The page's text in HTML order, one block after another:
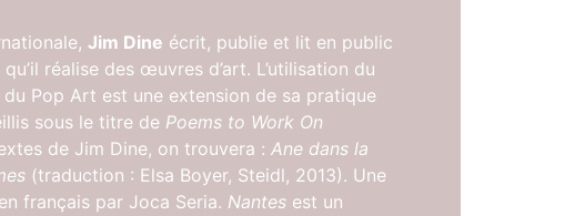
Jim Dine écrit, publie et lit en public
réalise des œuvres d’art. L’utilisation du
Pop Art est une extension de sa pratique
sous le titre de Poems to Work On
de Jim Dine, on trouvera : Ane dans la
(traduction : Elsa Boyer, Steidl, 2013). Une
français par Joca Seria. Nantesest un